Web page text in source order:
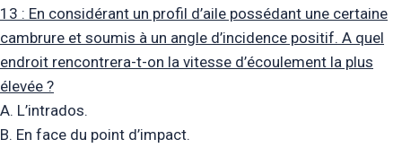
13 : En considérant un profil d’aile possédant une certaine
cambrure et soumis à un angle d’incidence positif. A quel
endroit rencontrera-t-on la vitesse d’écoulement la plus
élevée ?
A. L’intrados.
B. En face du point d’impact.